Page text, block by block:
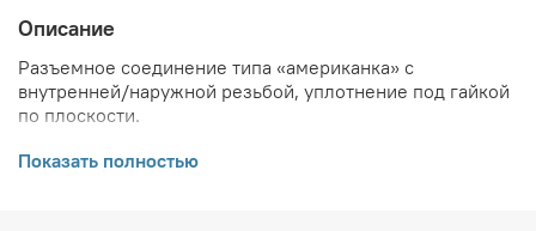
Описание
Разъемное соединение типа «американка» с
внутренней/наружной резьбой, уплотнение под гайкой
по плоскости.
ВНИМАНИЕ! Описание и фото товара, технические
Показать полностью